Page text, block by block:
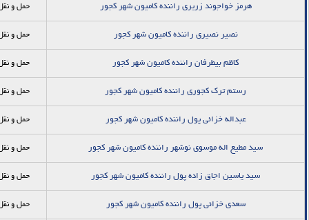
هرمز خواجوند زریری راننده کامیون شهر کجور حمل و
نصیر نصیری راننده کامیون شهر کجور حمل و
کاظم بیطرفان راننده کامیون شهر کجور حمل و
رستم ترک کجوری راننده کامیون شهر کجور حمل و
عبداله خزائی پول راننده کامیون شهر کجور حمل و
سید مطیع اله موسوی نوشهر راننده کامیون شهر کجور حمل و
سید یاسین اجاق زاده پول راننده کامیون شهر کجور حمل و
سعدی خزائی پول راننده کامیون شهر کجور حمل و